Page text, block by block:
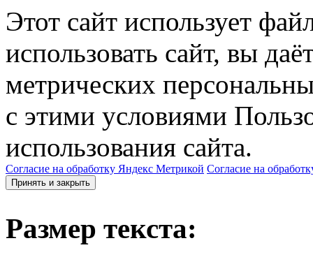
Этот сайт использует
использовать сайт, вы
метрических
с этими условиями
использования сайта.
Согласие на обработку Яндекс Метрикой Согласие на
Принять и закрыть
Размер текста: